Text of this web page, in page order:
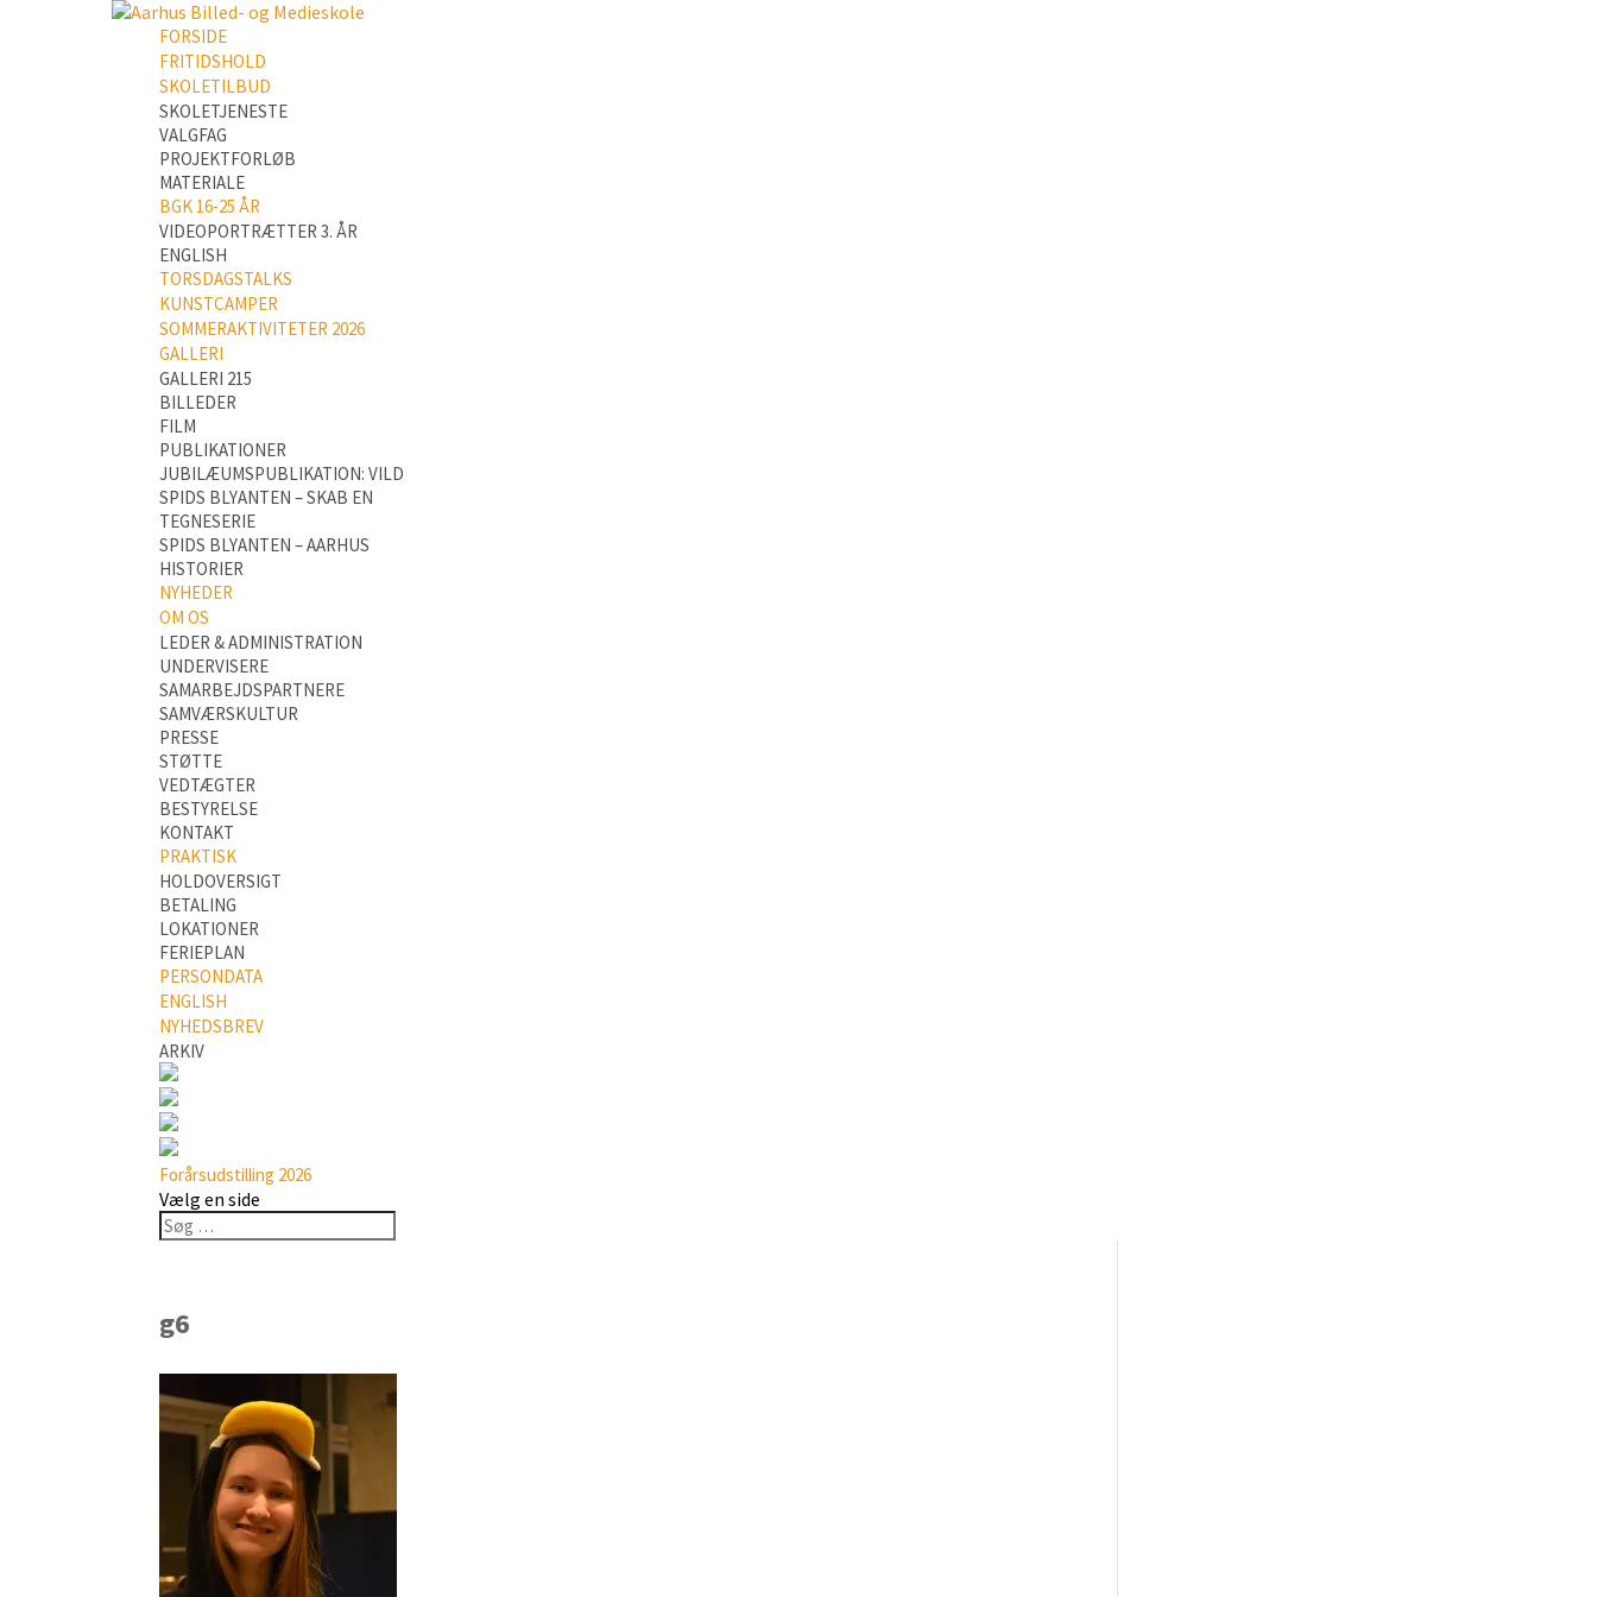
FORSIDE
FRITIDSHOLD
SKOLETILBUD
SKOLETJENESTE
VALGFAG
PROJEKTFORLØB
MATERIALE
BGK 16-25 ÅR
VIDEOPORTRÆTTER 3. ÅR
ENGLISH
TORSDAGSTALKS
KUNSTCAMPER
SOMMERAKTIVITETER 2026
GALLERI
GALLERI 215
BILLEDER
FILM
PUBLIKATIONER
JUBILÆUMSPUBLIKATION: VILD
SPIDS BLYANTEN – SKAB EN
TEGNESERIE
SPIDS BLYANTEN – AARHUS
HISTORIER
NYHEDER
OM OS
LEDER & ADMINISTRATION
UNDERVISERE
SAMARBEJDSPARTNERE
SAMVÆRSKULTUR
PRESSE
STØTTE
VEDTÆGTER
BESTYRELSE
KONTAKT
PRAKTISK
HOLDOVERSIGT
BETALING
LOKATIONER
FERIEPLAN
PERSONDATA
ENGLISH
NYHEDSBREV
ARKIV
Forårsudstilling 2026
Vælg en side
g6